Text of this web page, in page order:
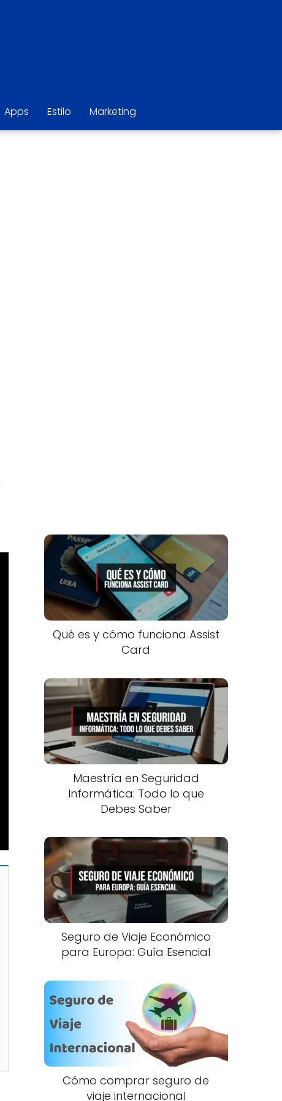
Apps Estilo Marketing
Qué es y cómo funciona Assist
Card
Maestría en Seguridad
Informática: Todo lo que
Debes Saber
Seguro de Viaje Económico
para Europa: Guía Esencial
Cómo comprar seguro de
viaje internacional